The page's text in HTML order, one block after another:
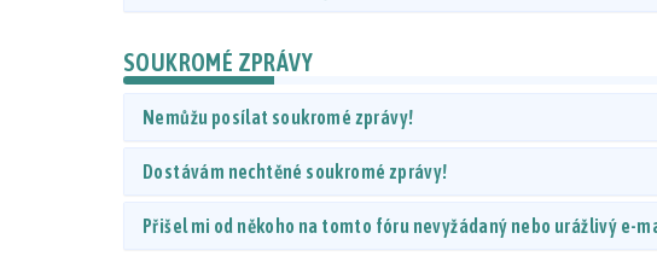
SOUKROMÉ ZPRÁVY
Nemůžu posílat soukromé zprávy!
Dostávám nechtěné soukromé zprávy!
Přišel mi od někoho na tomto fóru nevyžádaný nebo urážlivý e-